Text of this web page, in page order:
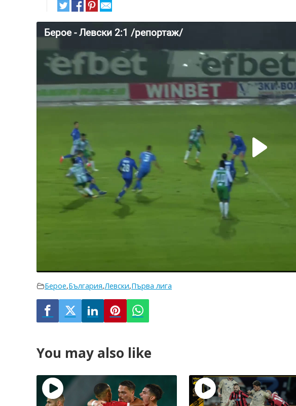
Берое,България,Левски,Първа лига
You may also like